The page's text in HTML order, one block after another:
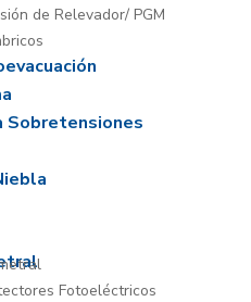
de Relevador/ PGM
Sobretensiones
Fotoeléctricos